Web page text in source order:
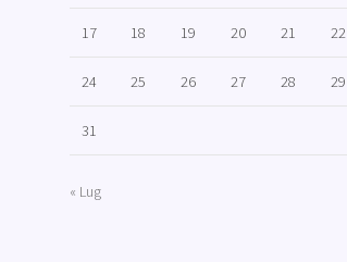
17 18 19 20 21 22
24 25 26 27 28 29
31
« Lug